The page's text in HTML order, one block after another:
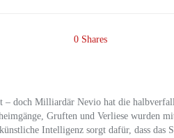
0 Shares
– doch Milliardär Nevio hat die
Gruften und Verliese wurden
Intelligenz sorgt dafür, dass das